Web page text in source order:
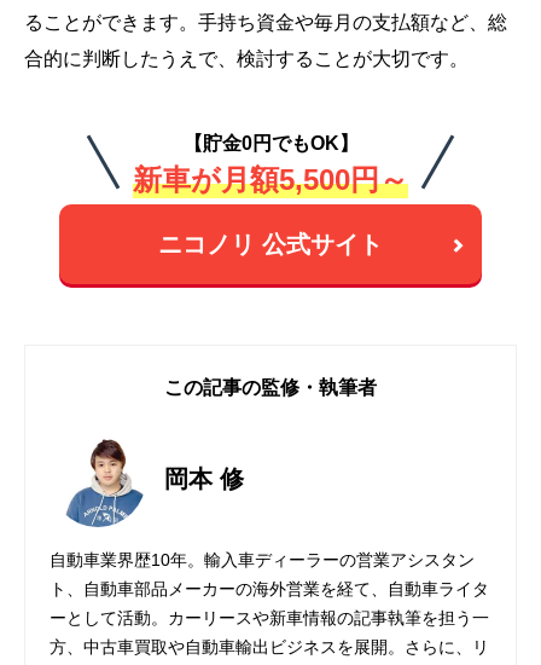
ることができます。手持ち資金や毎月の支払額など、総
合的に判断したうえで、検討することが大切です。
【貯金0円でもOK】
新車が月額5,500円～
ニコノリ 公式サイト
この記事の監修・執筆者
岡本 修
自動車業界歴10年。輸入車ディーラーの営業アシスタン
ト、自動車部品メーカーの海外営業を経て、自動車ライタ
ーとして活動。カーリースや新車情報の記事執筆を担う一
方、中古車買取や自動車輸出ビジネスを展開。さらに、リ